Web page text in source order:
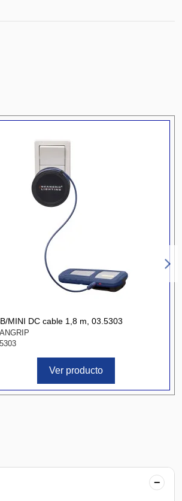
MINI DC cable 1,8 m, 03.5303
Ver producto
−